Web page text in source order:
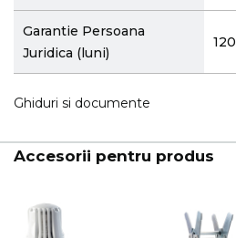
Garantie Persoana
Juridica (luni)
120
Ghiduri si documente
Accesorii pentru produs